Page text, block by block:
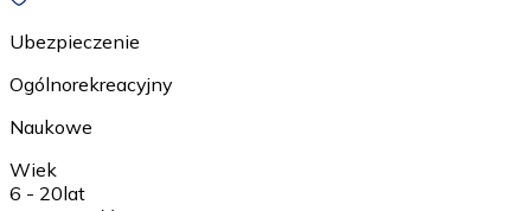
Ubezpieczenie
Ogólnorekreacyjny
Naukowe
Wiek
6 - 20lat